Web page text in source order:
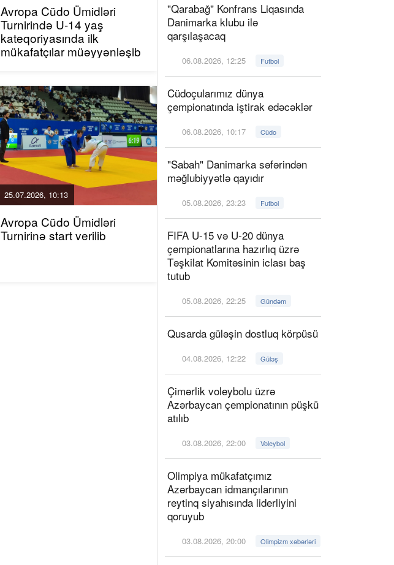
Avropa Cüdo Ümidləri
Turnirində U-14 yaş
kateqoriyasında ilk
mükafatçılar müəyyənləşib
25.07.2026, 10:13
Avropa Cüdo Ümidləri
Turnirinə start verilib
"Qarabağ" Konfrans Liqasında
Danimarka klubu ilə
qarşılaşacaq
06.08.2026, 12:25 Futbol
Cüdoçularımız dünya
çempionatında iştirak edəcəklər
06.08.2026, 10:17 Cüdo
"Sabah" Danimarka səfərindən
məğlubiyyətlə qayıdır
05.08.2026, 23:23 Futbol
FIFA U-15 və U-20 dünya
çempionatlarına hazırlıq üzrə
Təşkilat Komitəsinin iclası baş
tutub
05.08.2026, 22:25 Gündəm
Qusarda güləşin dostluq körpüsü
04.08.2026, 12:22 Güləş
Çimərlik voleybolu üzrə
Azərbaycan çempionatının püşkü
atılıb
03.08.2026, 22:00 Voleybol
Olimpiya mükafatçımız
Azərbaycan idmançılarının
reytinq siyahısında liderliyini
qoruyub
03.08.2026, 20:00 Olimpizm xəbərləri